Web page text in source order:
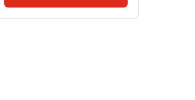
Масса, кг/шт:
0,026